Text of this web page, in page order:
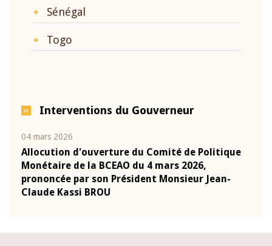
Sénégal
Togo
Interventions du Gouverneur
04 mars 2026
Allocution d'ouverture du Comité de Politique
Monétaire de la BCEAO du 4 mars 2026,
prononcée par son Président Monsieur Jean-
Claude Kassi BROU